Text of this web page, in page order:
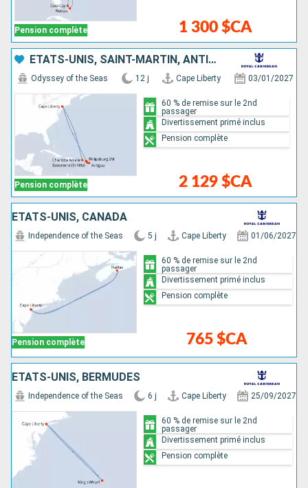
Pension complète 1 300 $CA
ÉTATS-UNIS, SAINT-MARTIN, ANTIGUA-ET-BARBUDA, SAINT-CHRISTOPHE-ET-NIÉVÈS
Pension complète
Odyssey of the Seas 12 j Cape Liberty 03/01/2027
2 129 $CA
60 % de remise sur le 2nd
passager
Divertissement primé inclus
Pension complète
ÉTATS-UNIS, CANADA
Pension complète
Independence of the Seas 5 j Cape Liberty 01/06/2027
765 $CA
60 % de remise sur le 2nd
passager
Divertissement primé inclus
Pension complète
ÉTATS-UNIS, BERMUDES
Independence of the Seas 6 j Cape Liberty 25/09/2027
60 % de remise sur le 2nd
passager
Divertissement primé inclus
Pension complète